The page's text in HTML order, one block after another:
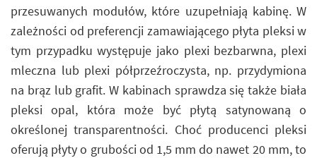
przesuwanych modułów, które uzupełniają kabinę. W
zależności od preferencji zamawiającego płyta pleksi w
tym przypadku występuje jako plexi bezbarwna, plexi
mleczna lub plexi półprzeźroczysta, np. przydymiona
na brąz lub grafit. W kabinach sprawdza się także biała
pleksi opal, która może być płytą satynowaną o
określonej transparentności. Choć producenci pleksi
oferują płyty o grubości od 1,5 mm do nawet 20 mm, to